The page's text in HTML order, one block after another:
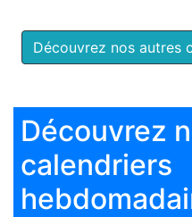
Découvrez nos autres
Découvrez
calendriers